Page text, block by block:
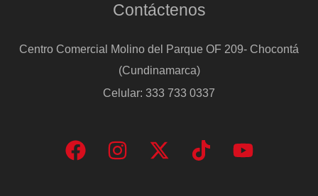
Contáctenos
Centro Comercial Molino del Parque OF 209- Chocontá
(Cundinamarca)
Celular: 333 733 0337